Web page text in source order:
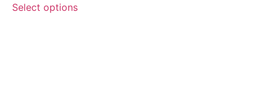
Select options